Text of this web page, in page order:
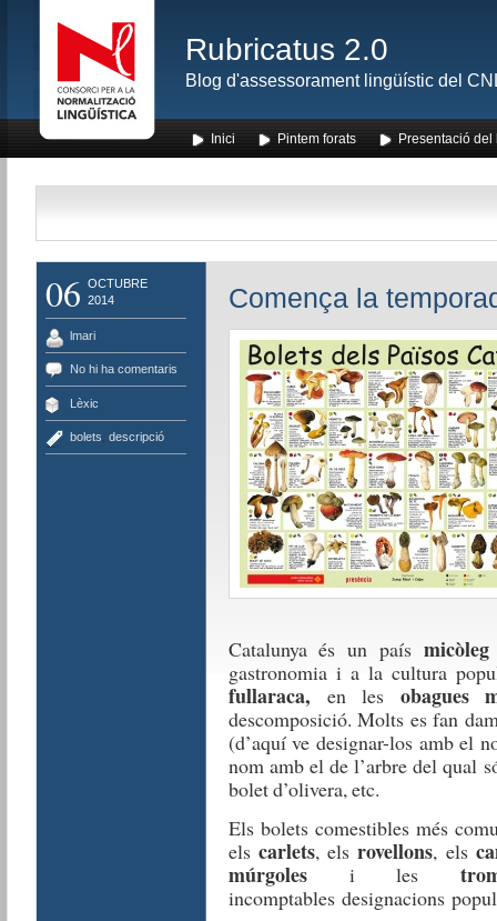
Rubricatus 2.0
Blog d'assessorament lingüístic del
Inici Pintem forats Presentació del
06 OCTUBRE
2014
lmari
No hi ha comentaris
Lèxic
bolets descripció
Comença la
Catalunya és un paísmicòleg
gastronomia i a la cultura
fullaraca, en les obagues
descomposició. Molts es fan
(d’aquí ve designar-los amb el
nom amb el de l’arbre del qual
bolet d’olivera, etc.
Els bolets comestibles més
els carlets, els rovellons, els
múrgolesi les
incomptables designacions